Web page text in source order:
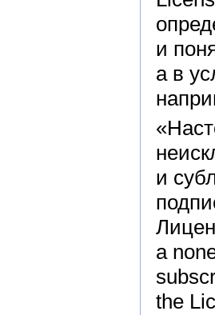
и
а в
и
a
the